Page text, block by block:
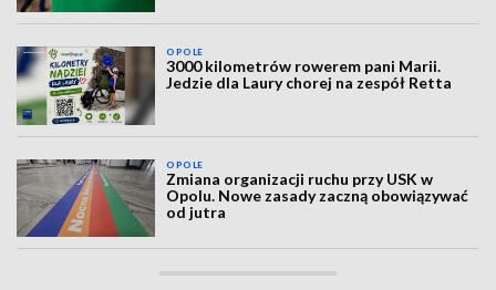
OPOLE
3000 kilometrów rowerem pani Marii.
Jedzie dla Laury chorej na zespół Retta
OPOLE
Zmiana organizacji ruchu przy USK w
Opolu. Nowe zasady zaczną obowiązywać
od jutra